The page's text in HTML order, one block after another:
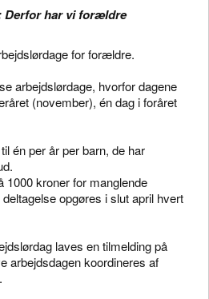
Derfor har vi forældre
for forældre.
arbejdslørdage, hvorfor dagene
(november), én dag i foråret
én per år per barn, de har
kroner for manglende
opgøres i slut april hvert
laves en tilmelding på
arbejdsdagen koordineres af